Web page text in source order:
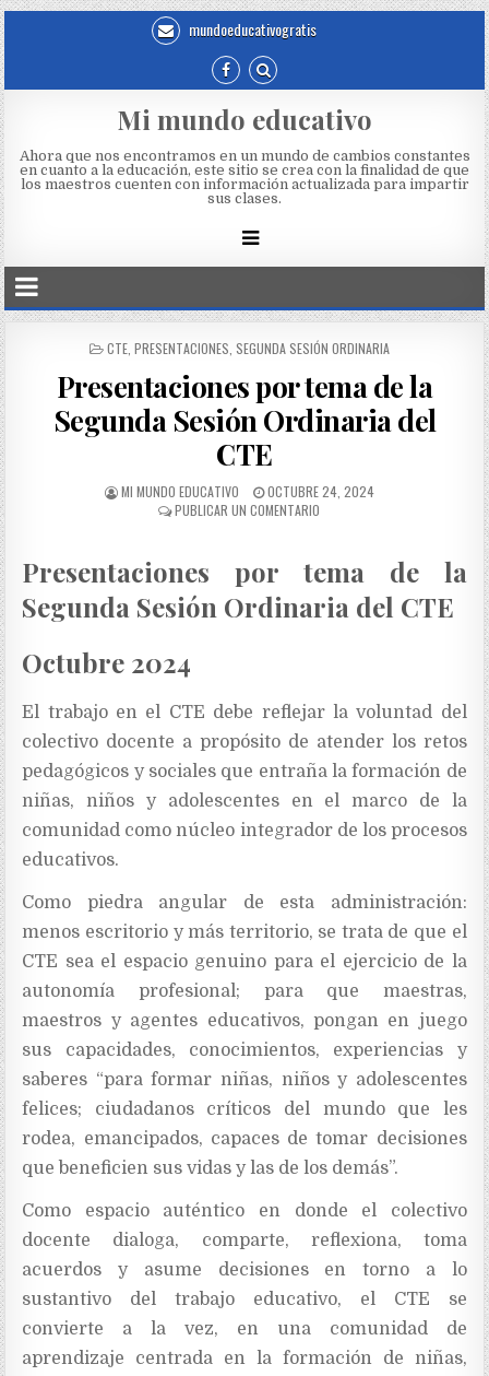
mundoeducativogratis
Mi mundo educativo
Ahora que nos encontramos en un mundo de cambios constantes
en cuanto a la educación, este sitio se crea con la finalidad de que
los maestros cuenten con información actualizada para impartir
sus clases.
CTE, PRESENTACIONES SEGUNDA SESIÓN ORDINARIA
Presentaciones por tema de la
Segunda Sesión Ordinaria del
CTE
MI MUNDO EDUCATIVO
OCTUBRE 24, 2024
PUBLICAR UN COMENTARIO
Presentaciones por tema de la
Segunda Sesión Ordinaria del CTE
Octubre 2024
El trabajo en el CTE debe reflejar la voluntad del
colectivo docente a propósito de atender los retos
pedagógicos y sociales que entraña la formación de
niñas, niños y adolescentes en el marco de la
comunidad como núcleo integrador de los procesos
educativos.
Como piedra angular de esta administración:
menos escritorio y más territorio, se trata de que el
CTE sea el espacio genuino para el ejercicio de la
autonomía profesional; para que maestras,
maestros y agentes educativos, pongan en juego
sus capacidades, conocimientos, experiencias y
saberes “para formar niñas, niños y adolescentes
felices; ciudadanos críticos del mundo que les
rodea, emancipados, capaces de tomar decisiones
que beneficien sus vidas y las de los demás”.
Como espacio auténtico en donde el colectivo
docente dialoga, comparte, reflexiona, toma
acuerdos y asume decisiones en torno a lo
sustantivo del trabajo educativo, el CTE se
convierte a la vez, en una comunidad de
aprendizaje centrada en la formación de niñas,